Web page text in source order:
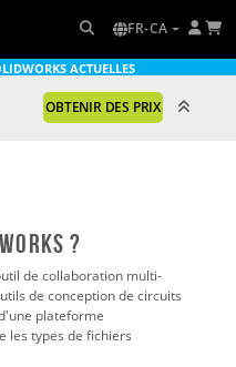
FR-CA
ACTUELLES
OBTENIR DES PRIX
?
de collaboration multi-
de conception de circuits
plateforme
les types de fichiers